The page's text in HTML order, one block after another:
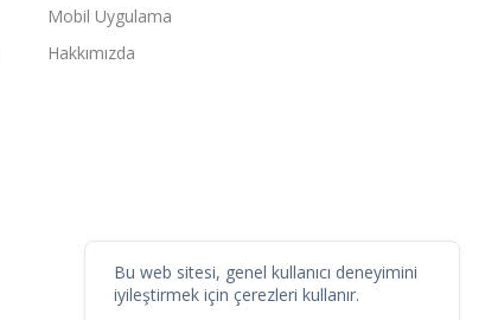
Mobil Uygulama
Hakkımızda
Bu web sitesi, genel kullanıcı deneyimini
iyileştirmek için çerezleri kullanır.